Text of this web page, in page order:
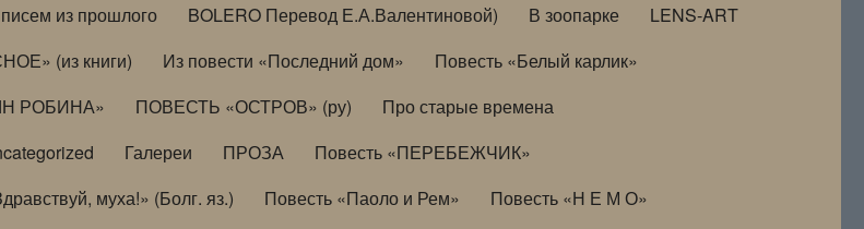
из прошлого BOLERO Перевод Е.А.Валентиновой) В зоопарке
LENS-ART
(из книги) Из повести «Последний дом»
Повесть «Белый карлик»
РОБИНА» ПОВЕСТЬ «ОСТРОВ» (ру)
Про старые времена
Галереи ПРОЗА
Повесть «ПЕРЕБЕЖЧИК»
муха!» (Болг. яз.) Повесть «Паоло и Рем»
Повесть «Н Е М О»